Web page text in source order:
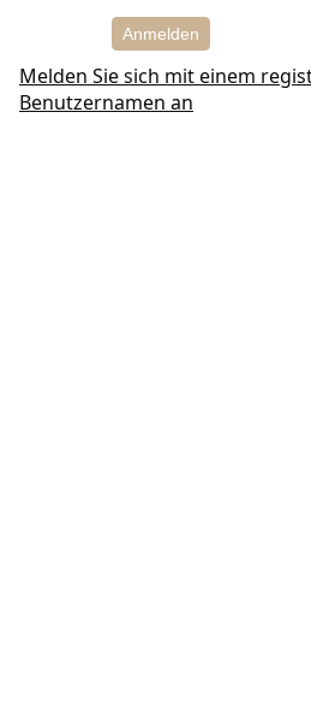
Anmelden
Melden Sie sich mit einem
Benutzernamen an